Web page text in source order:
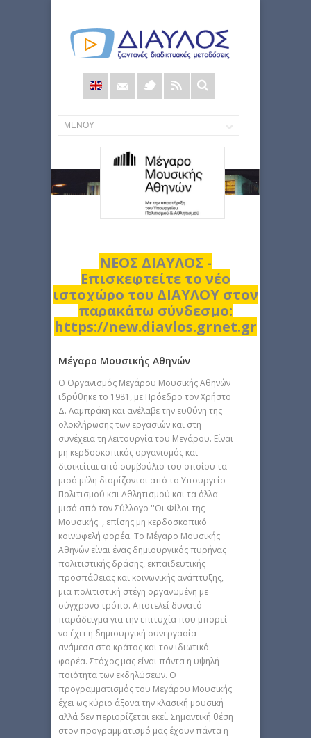
Φόρμα
αναζήτησης
ΝΕΟΣ ΔΙΑΥΛΟΣ -
Επισκεφτείτε το νέο
ιστοχώρο του ΔΙΑΥΛΟΥ στον
παρακάτω σύνδεσμο:
https://new.diavlos.grnet.gr
Μέγαρο Μουσικής Αθηνών
Ο Οργανισμός Μεγάρου Μουσικής Αθηνών
ιδρύθηκε το 1981, με Πρόεδρο τον Χρήστο
Δ. Λαμπράκη και ανέλαβε την ευθύνη της
ολοκλήρωσης των εργασιών και στη
συνέχεια τη λειτουργία του Μεγάρου. Eίναι
μη κερδοσκοπικός οργανισμός και
διοικείται από συμβούλιο του οποίου τα
μισά μέλη διορίζονται από το Υπουργείο
Πολιτισμού και Αθλητισμού και τα άλλα
μισά από τον Σύλλογο ''Οι Φίλοι της
Μουσικής'', επίσης μη κερδοσκοπικό
κοινωφελή φορέα. Το Μέγαρο Μουσικής
Αθηνών είναι ένας δημιουργικός πυρήνας
πολιτιστικής δράσης, εκπαιδευτικής
προσπάθειας και κοινωνικής ανάπτυξης,
μια πολιτιστική στέγη οργανωμένη με
σύγχρονο τρόπο. Αποτελεί δυνατό
παράδειγμα για την επιτυχία που μπορεί
να έχει η δημιουργική συνεργασία
ανάμεσα στο κράτος και τον ιδιωτικό
φορέα. Στόχος μας είναι πάντα η υψηλή
ποιότητα των εκδηλώσεων. Ο
προγραμματισμός του Μεγάρου Μουσικής
έχει ως κύριο άξονα την κλασική μουσική
αλλά δεν περιορίζεται εκεί. Σημαντική θέση
στον προγραμματισμό μας έχουν πάντα η